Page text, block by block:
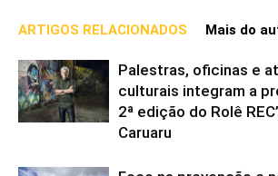
ARTIGOS RELACIONADOS Mais do
Palestras, oficinas e
culturais integram a
2ª edição do Rolê
Caruaru